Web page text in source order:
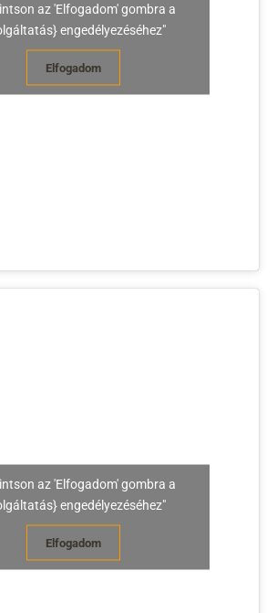
az 'Elfogadom' gombra a
engedélyezéséhez"
Elfogadom
az 'Elfogadom' gombra a
engedélyezéséhez"
Elfogadom